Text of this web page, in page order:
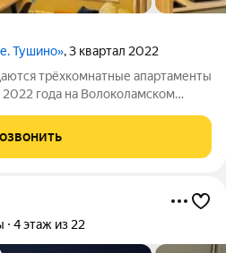
Тушино», 3 квартал 2022
трёхкомнатные апартаменты
года на Волоколамском
составляет 46 кв. м, из
4 этаж из 22